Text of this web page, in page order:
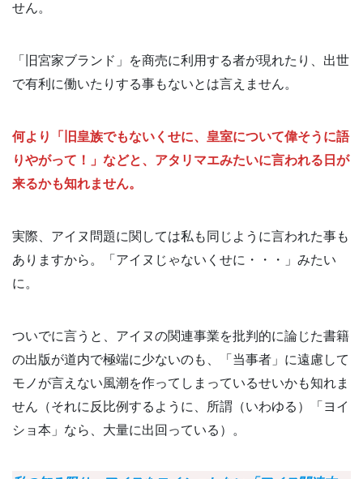
せん。
「旧宮家ブランド」を商売に利用する者が現れたり、出世
で有利に働いたりする事もないとは言えません。
何より「旧皇族でもないくせに、皇室について偉そうに語
りやがって！」などと、アタリマエみたいに言われる日が
来るかも知れません。
実際、アイヌ問題に関しては私も同じように言われた事も
ありますから。「アイヌじゃないくせに・・・」みたい
に。
ついでに言うと、アイヌの関連事業を批判的に論じた書籍
の出版が道内で極端に少ないのも、「当事者」に遠慮して
モノが言えない風潮を作ってしまっているせいかも知れま
せん（それに反比例するように、所謂（いわゆる）「ヨイ
ショ本」なら、大量に出回っている）。